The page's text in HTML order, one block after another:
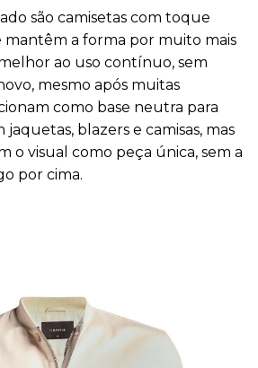
são camisetas com toque
mantêm a forma por muito mais
ao uso contínuo, sem
mesmo após muitas
como base neutra para
jaquetas, blazers e camisas, mas
o visual como peça única, sem a
por cima.